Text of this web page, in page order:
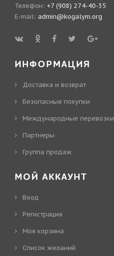
Телефон: +7 (908) 274-40-35
E-mail: admin@kogalym.org
ИНФОРМАЦИЯ
Доставка и возврат
Безопасные покупки
Международные перевозки
Партнеры
Группа продаж
МОЙ АККАУНТ
Вход
Регистрация
Моя корзина
Cписок желаний